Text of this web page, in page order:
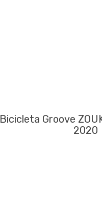
Bicicleta Groove
2020